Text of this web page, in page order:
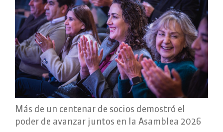
Más de un centenar de socios demostró el
poder de avanzar juntos en la Asamblea 2026